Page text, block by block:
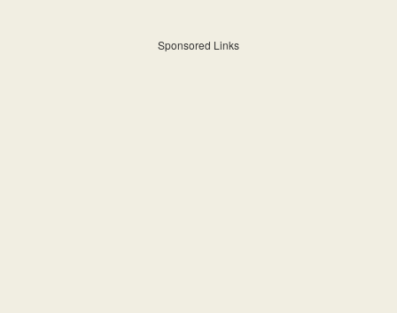
Sponsored Links